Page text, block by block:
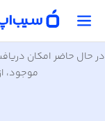
در حال حاضر امکان
موجود،